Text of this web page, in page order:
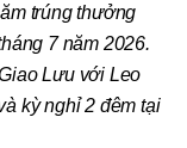
trúng thưởng
7 năm 2026.
Lưu với Leo
kỳ nghỉ 2 đêm tại